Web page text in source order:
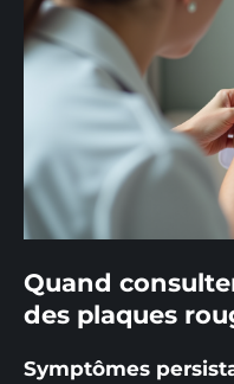
Quand
des plaques
Symptômes